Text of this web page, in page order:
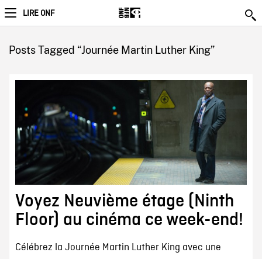
LIRE ONF
Posts Tagged “Journée Martin Luther King”
Voyez Neuvième étage (Ninth
Floor) au cinéma ce week-end!
Célébrez la Journée Martin Luther King avec une